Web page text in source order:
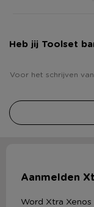
Heb jij Toolset
Voor het schrijven
Aanmelden
Word Xtra